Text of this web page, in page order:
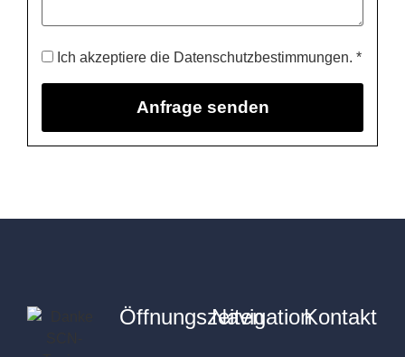
Ich akzeptiere die Datenschutzbestimmungen. *
Öffnungszeiten
NavigationKontakt